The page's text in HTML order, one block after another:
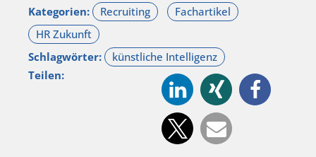
Kategorien:
Schlagwörter:
Teilen: